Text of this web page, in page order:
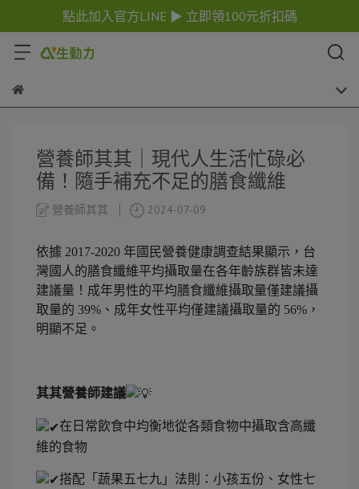
點此加入官方LINE ▶ 立即領100元折扣碼
營養師其其｜現代人生活忙碌必
備！隨手補充不足的膳食纖維
營養師其其 2024-07-09
依據 2017-2020 年國民營養健康調查結果顯示，台
灣國人的膳食纖維平均攝取量在各年齡族群皆未達
建議量！成年男性的平均膳食纖維攝取量僅建議攝
取量的 39%、成年女性平均僅建議攝取量的 56%，
明顯不足。
其其營養師建議
在日常飲食中均衡地從各類食物中攝取含高纖
維的食物
搭配「蔬果五七九」法則：小孩五份、女性七